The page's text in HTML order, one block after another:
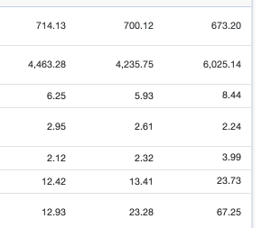
714.13 700.12 673.20
4,463.28 4,235.75 6,025.14
6.25 5.93 8.44
2.95 2.61 2.24
2.12 2.32 3.99
12.42 13.41 23.73
12.93 23.28 67.25